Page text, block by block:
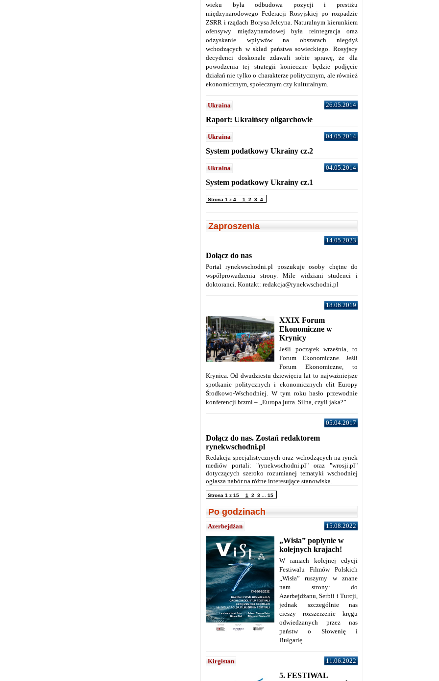
wieku była odbudowa pozycji i prestiżu
międzynarodowego Federacji Rosyjskiej po rozpadzie
ZSRR i rządach Borysa Jelcyna. Naturalnym kierunkiem
ofensywy międzynarodowej była reintegracja oraz
odzyskanie wpływów na obszarach niegdyś
wchodzących w skład państwa sowieckiego. Rosyjscy
decydenci doskonale zdawali sobie sprawę, że dla
powodzenia tej strategii konieczne będzie podjęcie
działań nie tylko o charakterze politycznym, ale również
ekonomicznym, społecznym czy kulturalnym.
Ukraina 26.05.2014
Raport: Ukraińscy oligarchowie
Ukraina 04.05.2014
System podatkowy Ukrainy cz.2
Ukraina 04.05.2014
System podatkowy Ukrainy cz.1
Strona 1 z 4 1 2 3 4
Zaproszenia
14.05.2023
Dołącz do nas
Portal rynekwschodni.pl poszukuje osoby chętne do
współprowadzenia strony. Mile widziani studenci i
doktoranci. Kontakt: redakcja@rynekwschodni.pl
18.06.2019
XXIX Forum
Ekonomiczne w
Krynicy
Jeśli początek września, to
Forum Ekonomiczne. Jeśli
Forum Ekonomiczne, to
Krynica. Od dwudziestu dziewięciu lat to najważniejsze
spotkanie politycznych i ekonomicznych elit Europy
Środkowo-Wschodniej. W tym roku hasło przewodnie
konferencji brzmi – „Europa jutra. Silna, czyli jaka?”
05.04.2017
Dołącz do nas. Zostań redaktorem
rynekwschodni.pl
Redakcja specjalistycznych oraz wchodzących na rynek
mediów portali: "rynekwschodni.pl" oraz "wrosji.pl"
dotyczących szeroko rozumianej tematyki wschodniej
ogłasza nabór na różne interesujące stanowiska.
Strona 1 z 15 1 2 3 15
Po godzinach
Azerbejdżan 15.08.2022
„Wisła” popłynie w
kolejnych krajach!
W ramach kolejnej edycji
Festiwalu Filmów Polskich
„Wisła” ruszymy w znane
nam strony: do
Azerbejdżanu, Serbii i Turcji,
jednak szczególnie nas
cieszy rozszerzenie kręgu
odwiedzanych przez nas
państw o Słowenię i
Bułgarię.
Kirgistan 11.06.2022
5. FESTIWAL